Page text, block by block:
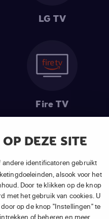
DEZE SITE
andere identificatoren gebruikt
alsook voor het
Door te klikken op de knop
met het gebruik van cookies. U
op de knop "Instellingen" te
of beheren en meer
LG TV
Fire TV
op alle nieuwe abonnementen
Basic of Plus.
: Incl. BTW.
volgende zendersafhankelijk
pakket.